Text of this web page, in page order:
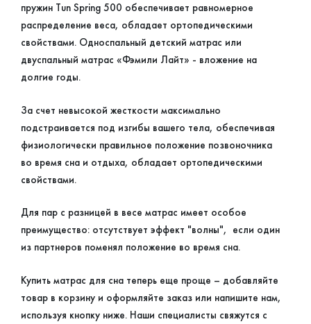
пружин Tun Spring 500 обеспечивает равномерное
распределение веса, обладает ортопедическими
свойствами. Односпальный детский матрас или
двуспальный матрас «Фэмили Лайт» - вложение на
долгие годы.
За счет невысокой жесткости максимально
подстраивается под изгибы вашего тела, обеспечивая
физиологически правильное положение позвоночника
во время сна и отдыха, обладает ортопедическими
свойствами.
Для пар с разницей в весе матрас имеет особое
преимущество: отсутствует эффект "волны", если один
из партнеров поменял положение во время сна.
Купить матрас для сна теперь еще проще – добавляйте
товар в корзину и оформляйте заказ или напишите нам,
используя кнопку ниже. Наши специалисты свяжутся с